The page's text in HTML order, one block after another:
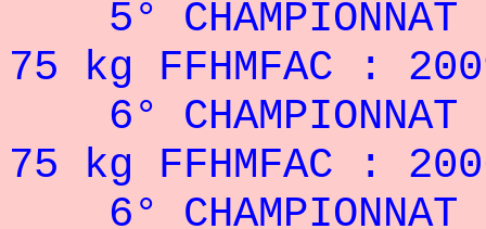
5° CHAMPIONNAT
75 kg FFHMFAC :
6° CHAMPIONNAT
75 kg FFHMFAC :
6° CHAMPIONNAT